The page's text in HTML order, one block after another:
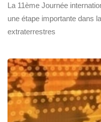
La 11ème Journée
une étape importante dans
extraterrestres